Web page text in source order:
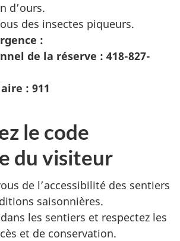
d’ours.
des insectes piqueurs.
:
de la réserve : 418-827-
: 911
le code
du visiteur
de l’accessibilité des sentiers
saisonnières.
les sentiers et respectez les
et de conservation.